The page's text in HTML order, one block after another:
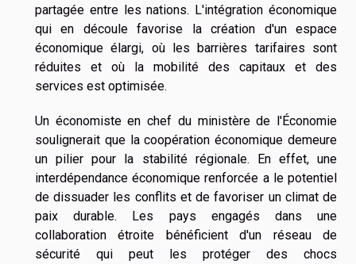
partagée entre les nations. L'intégration économique
qui en découle favorise la création d'un espace
économique élargi, où les barrières tarifaires sont
réduites et où la mobilité des capitaux et des
services est optimisée.
Un économiste en chef du ministère de l'Économie
soulignerait que la coopération économique demeure
un pilier pour la stabilité régionale. En effet, une
interdépendance économique renforcée a le potentiel
de dissuader les conflits et de favoriser un climat de
paix durable. Les pays engagés dans une
collaboration étroite bénéficient d'un réseau de
sécurité qui peut les protéger des chocs